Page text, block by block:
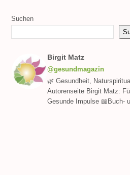
Suchen
Birgit Matz
@gesundmagazin
🌿 Gesundheit,
Autorenseite Birgit Matz:
Gesunde Impulse 📖Buch-